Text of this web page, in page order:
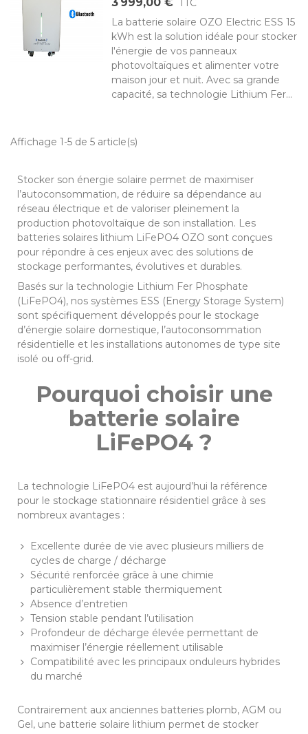
TTC
La batterie solaire OZO Electric ESS 15
kWh est la solution idéale pour stocker
l'énergie de vos panneaux
photovoltaïques et alimenter votre
maison jour et nuit. Avec sa grande
capacité, sa technologie Lithium Fer...
Affichage 1-5 de 5 article(s)
Stocker son énergie solaire permet de maximiser
l’autoconsommation, de réduire sa dépendance au
réseau électrique et de valoriser pleinement la
production photovoltaïque de son installation. Les
batteries solaires lithium LiFePO4 OZO sont conçues
pour répondre à ces enjeux avec des solutions de
stockage performantes, évolutives et durables.
Basés sur la technologie Lithium Fer Phosphate
(LiFePO4), nos systèmes ESS (Energy Storage System)
sont spécifiquement développés pour le stockage
d’énergie solaire domestique, l’autoconsommation
résidentielle et les installations autonomes de type site
isolé ou off-grid.
Pourquoi choisir une
batterie solaire
LiFePO4 ?
La technologie LiFePO4 est aujourd’hui la référence
pour le stockage stationnaire résidentiel grâce à ses
nombreux avantages :
Excellente durée de vie avec plusieurs milliers de
cycles de charge / décharge
Sécurité renforcée grâce à une chimie
particulièrement stable thermiquement
Absence d’entretien
Tension stable pendant l’utilisation
Profondeur de décharge élevée permettant de
maximiser l’énergie réellement utilisable
Compatibilité avec les principaux onduleurs hybrides
du marché
Contrairement aux anciennes batteries plomb, AGM ou
Gel, une batterie solaire lithium permet de stocker